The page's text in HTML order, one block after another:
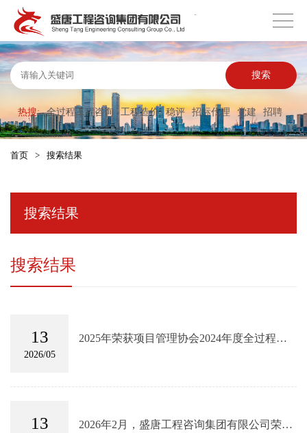
搜索
热搜: 全过程工程咨询 工程造价 稳评 招标代理 党建 招聘
首页 > 搜索结果
搜索结果
搜索结果
13
2026/05
2025年荣获项目管理协会2024年度全过程工
13
2026年2月，盛唐工程咨询集团有限公司荣获